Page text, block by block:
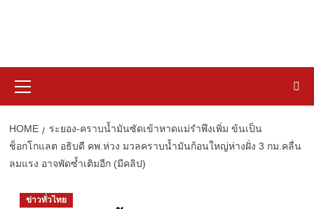
Menu
HOME
ระยอง-คราบน้ำมันซัดเข้าหาดแม่รำพึงเพิ่ม ข้นเป็น
ช็อกโกแลต อธิบดี คพ.ห่วง มวลคราบน้ำมันก้อนใหญ่ห่างฝั่ง 3 กม.คลื่น
ลมแรง อาจพัดซ้ำเติมอีก (มีคลิป)
ข่าวทั่วไทย